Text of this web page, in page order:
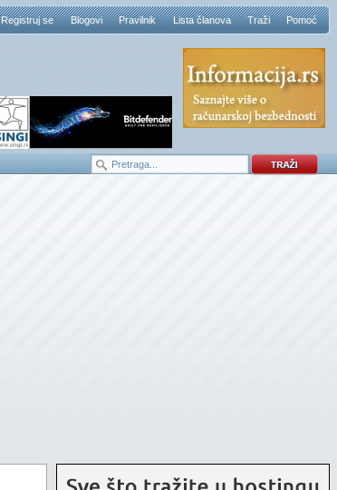
Registruj se Blogovi Pravilnik Lista članova Traži Pomoć